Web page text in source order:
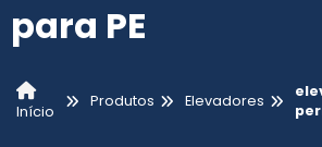
para PE
Início
Produtos Elevadores